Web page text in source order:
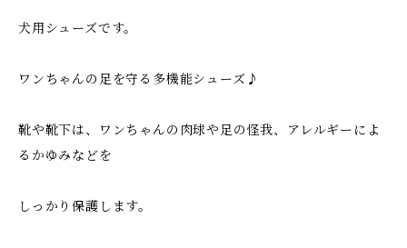
犬用シューズです。
ワンちゃんの足を守る多機能シューズ♪
靴や靴下は、ワンちゃんの肉球や足の怪我、アレルギーによ
るかゆみなどを
しっかり保護します。